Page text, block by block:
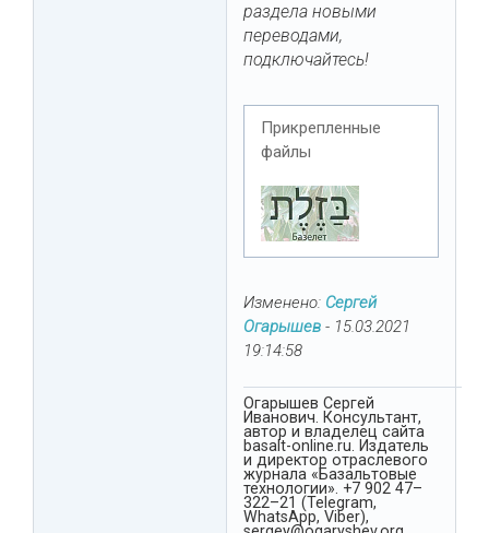
раздела новыми
переводами,
подключайтесь!
Прикрепленные
файлы
Изменено: Сергей
Огарышев - 15.03.2021
19:14:58
Огарышев Сергей
Иванович. Консультант,
автор и владелец сайта
basalt-online.ru. Издатель
и директор отраслевого
журнала «Базальтовые
технологии». +7 902 47–
322–21 (Telegram,
WhatsApp, Viber),